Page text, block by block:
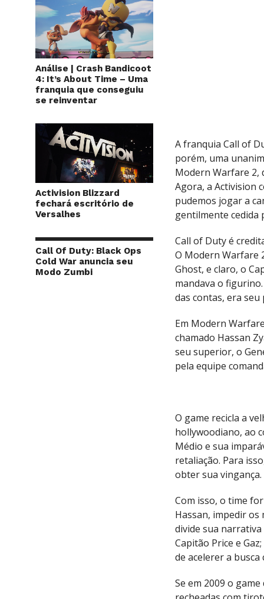
Análise | Crash Bandicoot
4: It’s About Time – Uma
franquia que conseguiu
se reinventar
Activision Blizzard
fechará escritório de
Versalhes
Call Of Duty: Black Ops
Cold War anuncia seu
Modo Zumbi
A franquia Call of
porém, uma
Modern Warfare 2,
Agora, a Activision
pudemos jogar a
gentilmente cedida
Call of Duty é
O Modern Warfare
Ghost, e claro, o
mandava o
das contas, era
Em Modern
chamado Hassan
seu superior, o
pela equipe
O game recicla a
hollywoodiano, ao
Médio e sua
retaliação. Para
obter sua vingança.
Com isso, o time
Hassan, impedir os
divide sua
Capitão Price e
de acelerer a
Se em 2009 o